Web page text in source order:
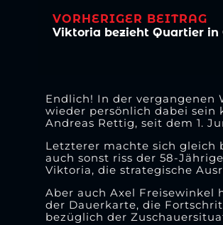
VORHERIGER BEITRAG
Viktoria bezieht Quartier in
Endlich! In der vergangenen
wieder persönlich dabei sein
Andreas Rettig, seit dem 1.
Letzterer machte sich gleich
auch sonst riss der 58-
Viktoria, die strategische
Aber auch Axel Freisewinkel
der Dauerkarte, die
bezüglich der